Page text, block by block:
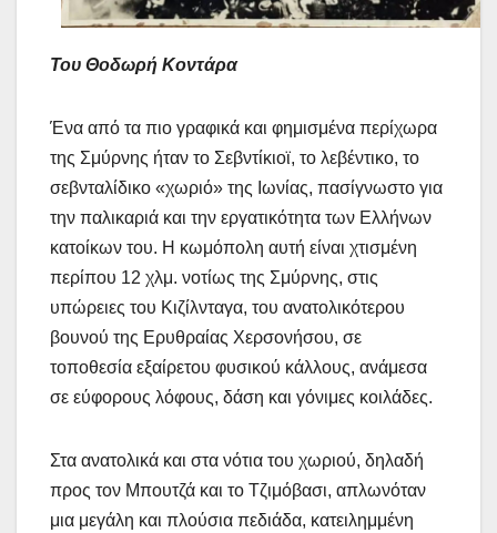
Του Θοδωρή Κοντάρα
Ένα από τα πιο γραφικά και φημισμένα περίχωρα
της Σμύρνης ήταν το Σεβντίκιοϊ, το λεβέντικο, το
σεβνταλίδικο «χωριό» της Ιωνίας, πασίγνωστο για
την παλικαριά και την εργατικότητα των Ελλήνων
κατοίκων του. Η κωμόπολη αυτή είναι χτισμένη
περίπου 12 χλμ. νοτίως της Σμύρνης, στις
υπώρειες του Κιζίλνταγα, του ανατολικότερου
βουνού της Ερυθραίας Χερσονήσου, σε
τοποθεσία εξαίρετου φυσικού κάλλους, ανάμεσα
σε εύφορους λόφους, δάση και γόνιμες κοιλάδες.
Στα ανατολικά και στα νότια του χωριού, δηλαδή
προς τον Μπουτζά και το Τζιμόβασι, απλωνόταν
μια μεγάλη και πλούσια πεδιάδα, κατειλημμένη